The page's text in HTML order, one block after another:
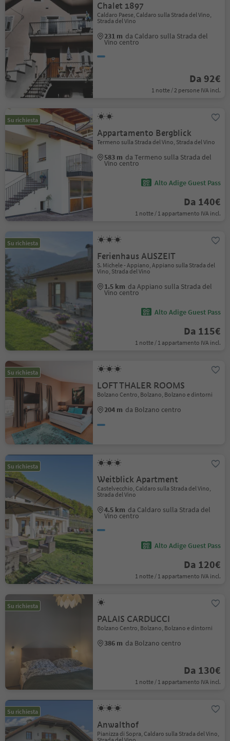
Chalet 1897
Caldaro Paese, Caldaro sulla Strada del Vino,
Strada del Vino
231 m da Caldaro sulla Strada del
Vino centro
Da 92€
1 notte / 2 persone IVA incl.
Su richiesta
Appartamento Bergblick
Termeno sulla Strada del Vino, Strada del Vino
583 m da Termeno sulla Strada del
Vino centro
Alto Adige Guest Pass
Da 140€
1 notte / 1 appartamento IVA incl.
Su richiesta
Ferienhaus AUSZEIT
S. Michele - Appiano, Appiano sulla Strada del
Vino, Strada del Vino
1.5 km da Appiano sulla Strada del
Vino centro
Alto Adige Guest Pass
Da 115€
1 notte / 1 appartamento IVA incl.
Su richiesta
LOFT THALER ROOMS
Bolzano Centro, Bolzano, Bolzano e dintorni
204 m da Bolzano centro
Su richiesta
Weitblick Apartment
Castelvecchio, Caldaro sulla Strada del Vino,
Strada del Vino
4.5 km da Caldaro sulla Strada del
Vino centro
Alto Adige Guest Pass
Da 120€
1 notte / 1 appartamento IVA incl.
Su richiesta
PALAIS CARDUCCI
Bolzano Centro, Bolzano, Bolzano e dintorni
386 m da Bolzano centro
Da 130€
1 notte / 1 appartamento IVA incl.
Su richiesta
Anwalthof
Pianizza di Sopra, Caldaro sulla Strada del Vino,